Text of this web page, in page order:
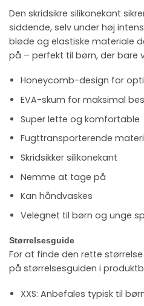
Den skridsikre silikonekant
siddende, selv under høj
bløde og elastiske materiale
på – perfekt til børn, der bare
Honeycomb-design for
EVA-skum for maksimal
Super lette og komfortable
Fugttransporterende
Skridsikker silikonekant
Nemme at tage på
Kan håndvaskes
Velegnet til børn og unge
Størrelsesguide
For at finde den rette
på størrelsesguiden i
XXS: Anbefales typisk til